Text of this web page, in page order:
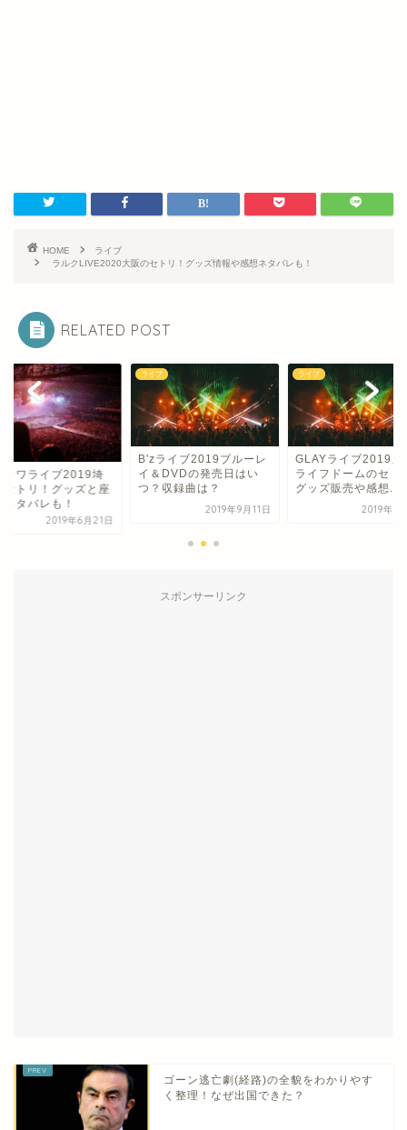
HOME
ライブ
ラルクLIVE2020大阪のセトリ！グッズ情報や感想ネタバレも！
RELATED POST
イブ2019ブルーレ
DVDの発売日はい
収録曲は？
2019年9月11日
ライブ
GLAYライブ2019メット
ライフドームのセトリ！
グッズ販売や感想...
2019年8月15日
ライブ
セカオワライブ
玉のセトリ！グッズ
席やネタバレも！
スポンサーリンク
ゴーン逃亡劇(経路)の全貌をわかりやす
く整理！なぜ出国できた？